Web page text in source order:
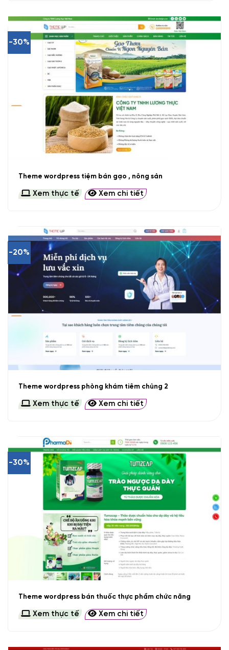
-30%
Theme wordpress tiệm bán gạo , nông sản
Xem thực tế Xem chi tiết
-20%
Theme wordpress phòng khám tiêm chủng 2
Xem thực tế Xem chi tiết
-30%
Theme wordpress bán thuốc thực phẩm chức năng
Xem thực tế Xem chi tiết